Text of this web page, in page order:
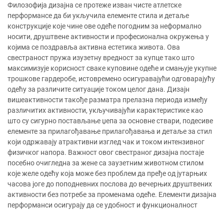
Филозофија дизајна се протеже изван чисте атлетске
перформансе да би укључила елементе стила и детаље
конструкције које чине ове одеће погодним за неформално
носити, друштвене активности и професионална окружења у
којима се поздравља активна естетика живота. Ова
свестраност пружа изузетну вредност за купце тако што
максимизује корисност сваке куповине одеће и смањује укупне
трошкове гардеробе, истовремено осигуравајући одговарајућу
одећу за различите ситуације током целог дана. Дизајн
вишеактивности такође разматра прелазна периода између
различитих активности, укључивајући карактеристике као
што су сигурно постављање џепа за основне ствари, подесиве
елементе за прилагођавање прилагођавања и детаље за стил
који одржавају атрактивни изглед чак и током интензивног
физичког напора. Важност овог свестраног дизајна постаје
посебно очигледна за жене са заузетним животном стилом
које желе одећу која може без проблем да пређе од јутарњих
часова јоге до поподневних послова до вечерњих друштвених
активности без потребе за променама одеће. Елементи дизајна
перформанси осигурају да се удобност и функционалност